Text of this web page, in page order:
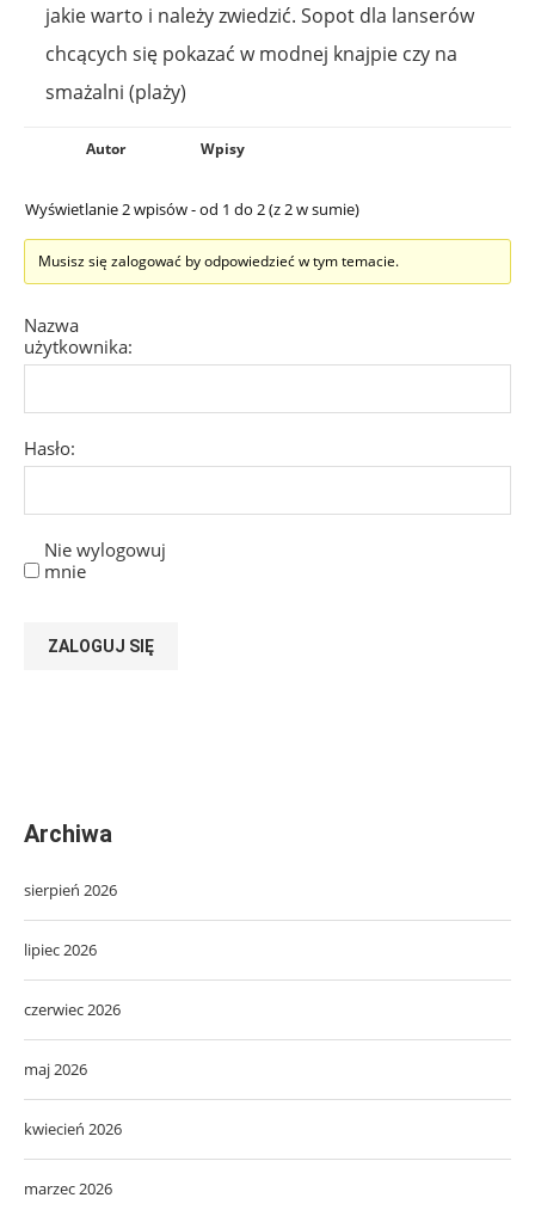
jakie warto i należy zwiedzić. Sopot dla lanserów
chcących się pokazać w modnej knajpie czy na
smażalni (plaży)
Autor Wpisy
Wyświetlanie 2 wpisów - od 1 do 2 (z 2 w sumie)
Musisz się zalogować by odpowiedzieć w tym temacie.
Nazwa
użytkownika:
Hasło:
Nie wylogowuj
mnie
ZALOGUJ SIĘ
Archiwa
sierpień 2026
lipiec 2026
czerwiec 2026
maj 2026
kwiecień 2026
marzec 2026